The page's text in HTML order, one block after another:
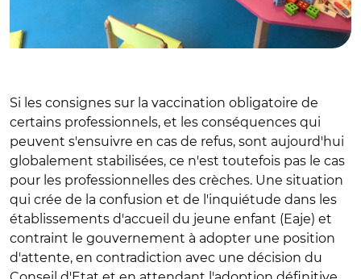
Si les consignes sur la vaccination obligatoire de
certains professionnels, et les conséquences qui
peuvent s'ensuivre en cas de refus, sont aujourd'hui
globalement stabilisées, ce n'est toutefois pas le cas
pour les professionnelles des crèches. Une situation
qui crée de la confusion et de l'inquiétude dans les
établissements d'accueil du jeune enfant (Eaje) et
contraint le gouvernement à adopter une position
d'attente, en contradiction avec une décision du